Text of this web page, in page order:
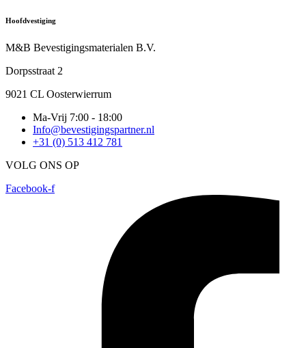
Hoofdvestiging
M&B Bevestigingsmaterialen B.V.
Dorpsstraat 2
9021 CL Oosterwierrum
Ma-Vrij 7:00 - 18:00
Info@bevestigingspartner.nl
+31 (0) 513 412 781
VOLG ONS OP
Facebook-f